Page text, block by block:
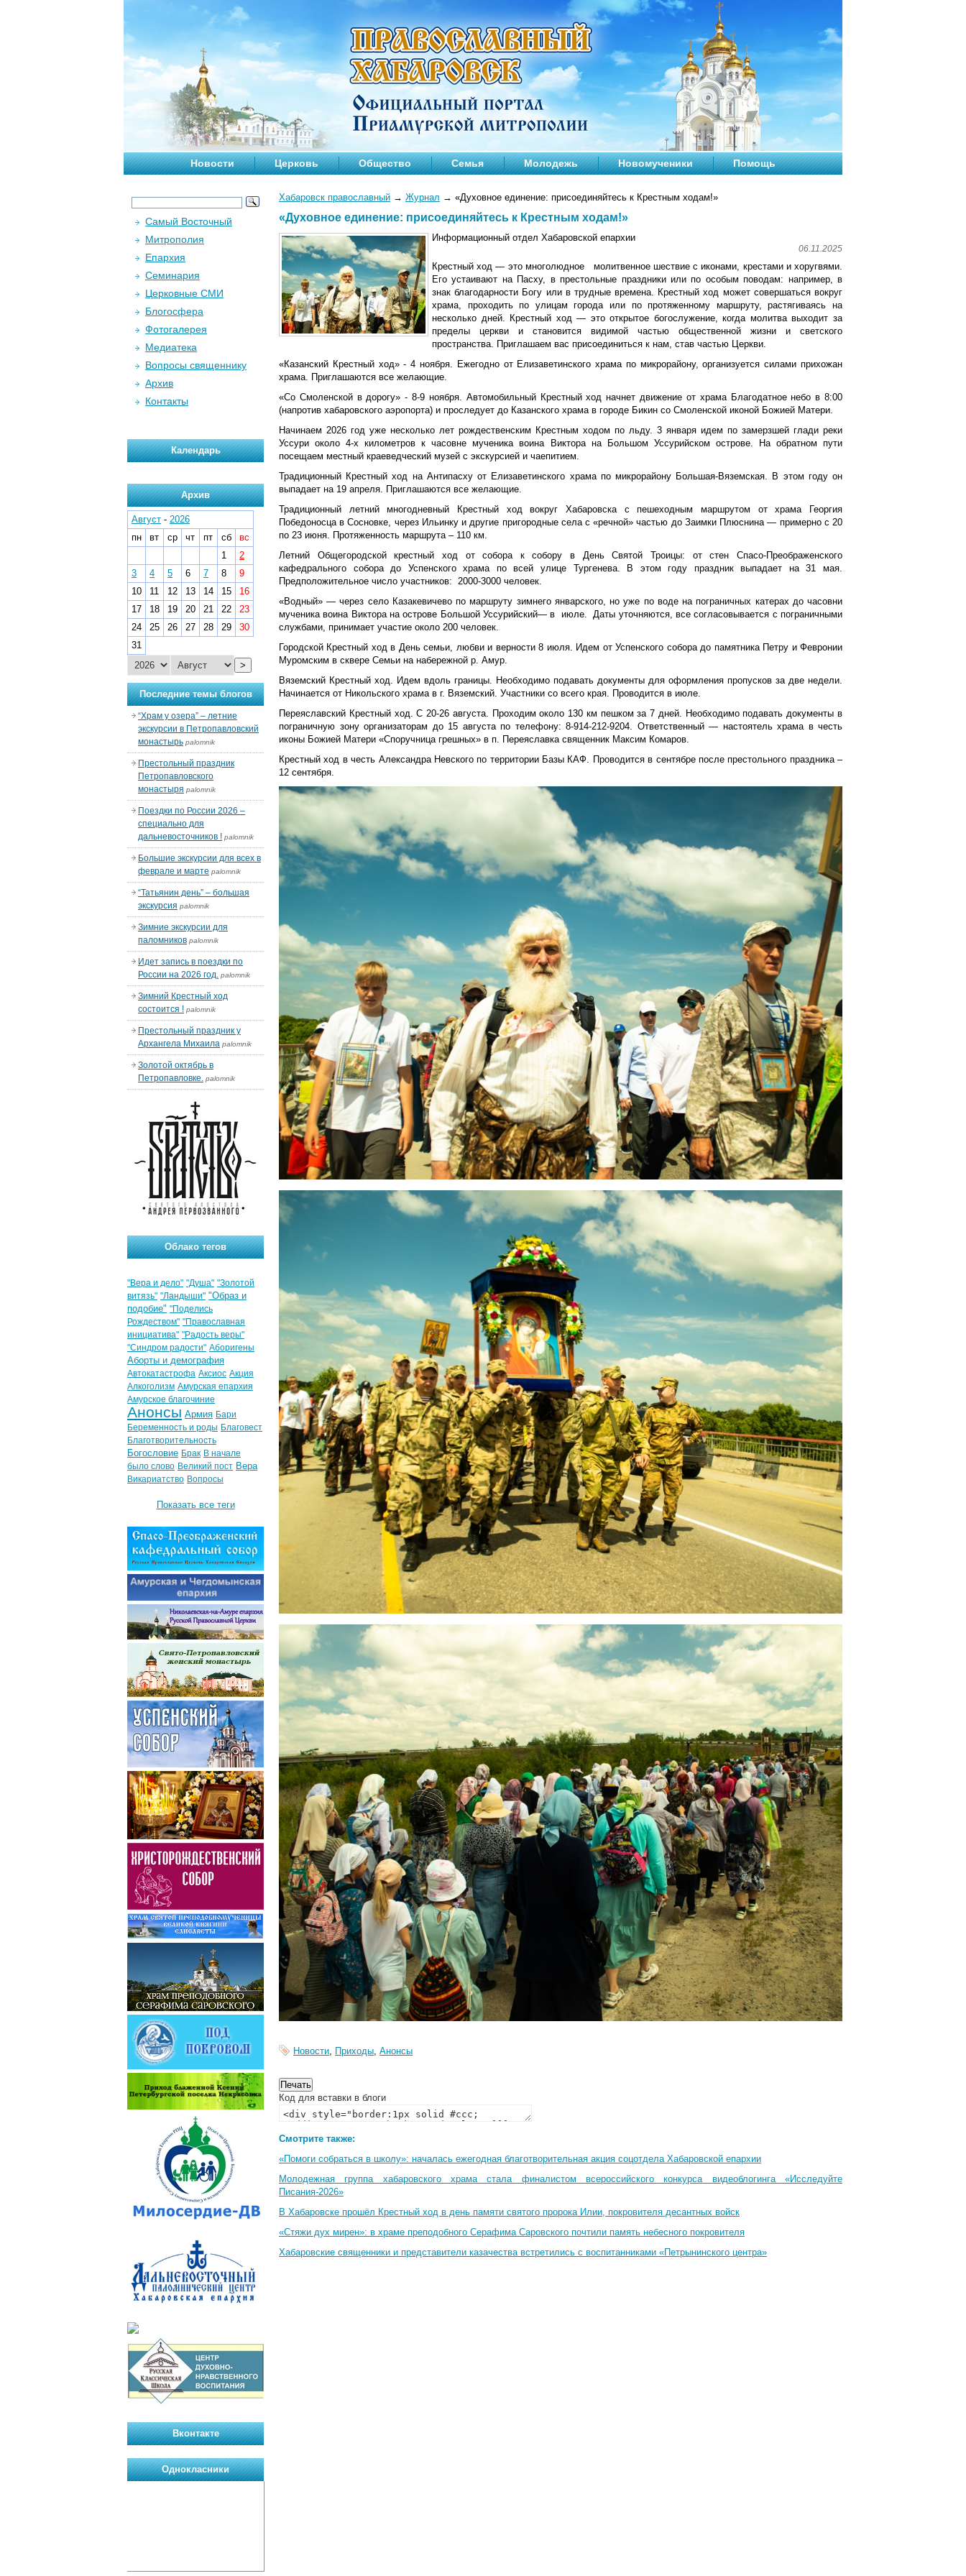
Новости Церковь Общество Семья Молодежь Новомученики Помощь
Хабаровск православный → Журнал → «Духовное единение: присоединяйтесь к Крестным ходам!»
«Духовное единение: присоединяйтесь к Крестным ходам!»
Информационный отдел Хабаровской епархии
06.11.2025
Крестный ход — это многолюдное молитвенное шествие с иконами, крестами и хоругвями.
Его устаивают на Пасху, в престольные праздники или по особым поводам: например, в
знак благодарности Богу или в трудные времена. Крестный ход может совершаться вокруг
храма, проходить по улицам города или по протяженному маршруту, растягиваясь на
несколько дней. Крестный ход — это открытое богослужение, когда молитва выходит за
пределы церкви и становится видимой частью общественной жизни и светского
пространства. Приглашаем вас присоединиться к нам, став частью Церкви.
«Казанский Крестный ход» - 4 ноября. Ежегодно от Елизаветинского храма по микрорайону, организуется силами прихожан
храма. Приглашаются все желающие.
«Со Смоленской в дорогу» - 8-9 ноября. Автомобильный Крестный ход начнет движение от храма Благодатное небо в 8:00
(напротив хабаровского аэропорта) и проследует до Казанского храма в городе Бикин со Смоленской иконой Божией Матери.
Начинаем 2026 год уже несколько лет рождественским Крестным ходом по льду. 3 января идем по замерзшей глади реки
Уссури около 4-х километров к часовне мученика воина Виктора на Большом Уссурийском острове. На обратном пути
посещаем местный краеведческий музей с экскурсией и чаепитием.
Традиционный Крестный ход на Антипасху от Елизаветинского храма по микрорайону Большая-Вяземская. В этом году он
выпадает на 19 апреля. Приглашаются все желающие.
Традиционный летний многодневный Крестный ход вокруг Хабаровска с пешеходным маршрутом от храма Георгия
Победоносца в Сосновке, через Ильинку и другие пригородные села с «речной» частью до Заимки Плюснина — примерно с 20
по 23 июня. Протяженность маршрута – 110 км.
Летний Общегородской крестный ход от собора к собору в День Святой Троицы: от стен Спасо-Преображенского
кафедрального собора до Успенского храма по всей улице Тургенева. В этом году праздник выпадает на 31 мая.
Предположительное число участников: 2000-3000 человек.
«Водный» — через село Казакевичево по маршруту зимнего январского, но уже по воде на пограничных катерах до часовни
мученика воина Виктора на острове Большой Уссурийский— в июле. Даты уточняются, все согласовывается с пограничными
службами, принимает участие около 200 человек.
Городской Крестный ход в День семьи, любви и верности 8 июля. Идем от Успенского собора до памятника Петру и Февронии
Муромским в сквере Семьи на набережной р. Амур.
Вяземский Крестный ход. Идем вдоль границы. Необходимо подавать документы для оформления пропусков за две недели.
Начинается от Никольского храма в г. Вяземский. Участники со всего края. Проводится в июле.
Переяславский Крестный ход. С 20-26 августа. Проходим около 130 км пешком за 7 дней. Необходимо подавать документы в
пограничную зону организаторам до 15 августа по телефону: 8-914-212-9204. Ответственный — настоятель храма в честь
иконы Божией Матери «Споручница грешных» в п. Переяславка священник Максим Комаров.
Крестный ход в честь Александра Невского по территории Базы КАФ. Проводится в сентябре после престольного праздника –
12 сентября.
Новости, Приходы, Анонсы
Код для вставки в блоги
Смотрите также:
«Помоги собраться в школу»: началась ежегодная благотворительная акция соцотдела Хабаровской епархии
Молодежная группа хабаровского храма стала финалистом всероссийского конкурса видеоблогинга «Исследуйте
Писания-2026»
В Хабаровске прошёл Крестный ход в день памяти святого пророка Илии, покровителя десантных войск
«Стяжи дух мирен»: в храме преподобного Серафима Саровского почтили память небесного покровителя
Хабаровские священники и представители казачества встретились с воспитанниками «Петрынинского центра»
Самый Восточный
Митрополия
Епархия
Семинария
Церковные СМИ
Блогосфера
Фотогалерея
Медиатека
Вопросы священнику
Архив
Контакты
Календарь
Архив
Август - 2026
пн
вт ср чт пт сб
вс
1
2
3
4 5 6 7 8
9
10
11 12 13 14 15
16
17
18 19 20 21 22
23
24
25 26 27 28 29
30
31
>
Последние темы блогов
“Храм у озера” – летние
экскурсии в Петропавловский
монастырь palomnik
Престольный праздник
Петропавловского
монастыря palomnik
Поездки по России 2026 –
специально для
дальневосточников ! palomnik
Большие экскурсии для всех в
феврале и марте palomnik
“Татьянин день” – большая
экскурсия palomnik
Зимние экскурсии для
паломников palomnik
Идет запись в поездки по
России на 2026 год. palomnik
Зимний Крестный ход
состоится ! palomnik
Престольный праздник у
Архангела Михаила palomnik
Золотой октябрь в
Петропавловке. palomnik
Облако тегов
"Вера и дело" "Душа" "Золотой
витязь" "Ландыши" "Образ и
подобие" "Поделись
Рождеством" "Православная
инициатива" "Радость веры"
"Синдром радости" Аборигены
Аборты и демография
Автокатастрофа Аксиос Акция
Алкоголизм Амурская епархия
Амурское благочиние
Анонсы Армия Бари
Беременность и роды Благовест
Благотворительность
Богословие Брак В начале
было слово Великий пост Вера
Викариатство Вопросы
Показать все теги
Вконтакте
Однокласники